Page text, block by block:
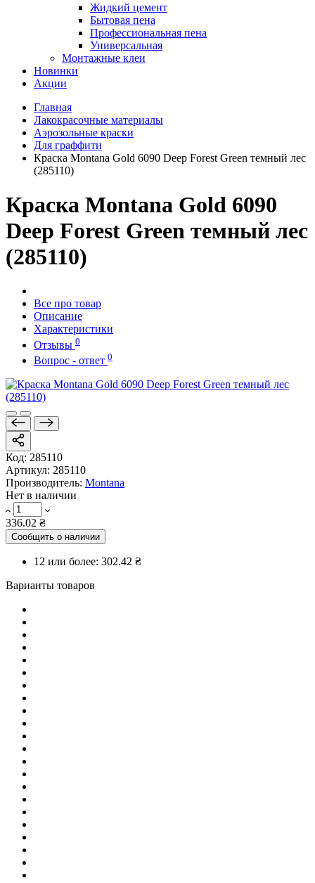
Жидкий цемент
Бытовая пена
Профессиональная пена
Универсальная
Монтажные клеи
Новинки
Акции
Главная
Лакокрасочные материалы
Аэрозольные краски
Для граффити
Краска Montana Gold 6090 Deep Forest Green темный лес
(285110)
Краска Montana Gold 6090
Deep Forest Green темный лес
(285110)
Все про товар
Описание
Характеристики
Отзывы 0
Вопрос - ответ 0
Код: 285110
Артикул: 285110
Производитель: Montana
Нет в наличии
336.02 ₴
Сообщить о наличии
12 или более: 302.42 ₴
Варианты товаров